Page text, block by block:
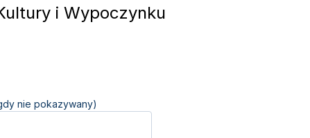
i Wypoczynku
nie pokazywany)